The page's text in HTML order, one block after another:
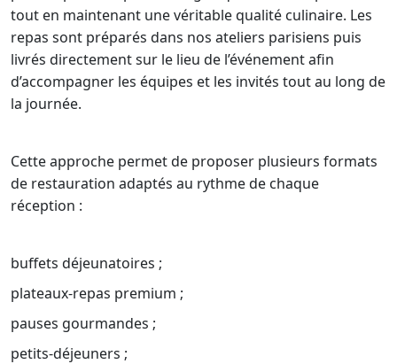
tout en maintenant une véritable qualité culinaire. Les
repas sont préparés dans nos ateliers parisiens puis
livrés directement sur le lieu de l’événement afin
d’accompagner les équipes et les invités tout au long de
la journée.
Cette approche permet de proposer plusieurs formats
de restauration adaptés au rythme de chaque
réception :
buffets déjeunatoires ;
plateaux-repas premium ;
pauses gourmandes ;
petits-déjeuners ;